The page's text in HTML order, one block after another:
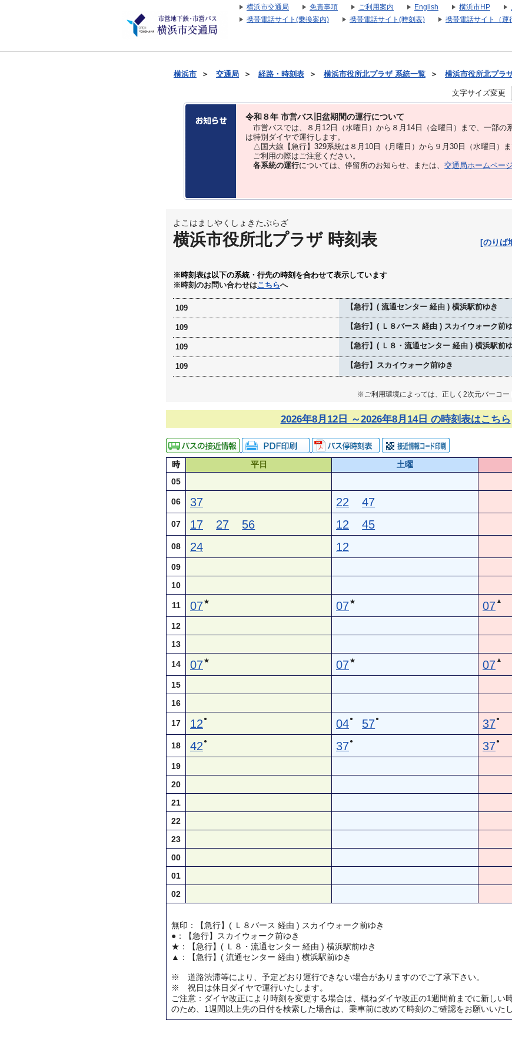
横浜市交通局 免責事項 ご利用案内 English 横浜市HP
携帯電話サイト(乗換案内)
携帯電話サイト(時刻表) 携帯電話サイト（運
横浜市 ＞ 交通局 ＞ 経路・時刻表 ＞ 横浜市役所北プラザ 系統一覧 ＞ 横浜市役所北プラ
文字サイズ変更
令和８年 市営バス旧盆期間の運行について
市営バスでは、８⽉12⽇（水曜日）から８⽉14⽇（金曜日）まで、⼀部の
は特別ダイヤで運⾏します。
△国大線【急行】329系統は８月10日（月曜日）から９月30日（水曜日）ま
ご利用の際はご注意ください。
各系統の運行については、停留所のお知らせ、または、 交通局ホームページ
よこはましやくしょきたぷらざ
横浜市役所北プラザ 時刻表 [のりば
※時刻表は以下の系統・行先の時刻を合わせて表示しています
※時刻のお問い合わせはこちらへ
109 【急行】( 流通センター 経由 ) 横浜駅前ゆき
109 【急行】( Ｌ８バース 経由 ) スカイウォーク前
109 【急行】( Ｌ８・流通センター 経由 ) 横浜駅前
109 【急行】スカイウォーク前ゆき
※ご利用環境によっては、正しく2次元バーコー
2026年8月12日 ～2026年8月14日 の時刻表はこちら
時 平日 土曜
05
06 37 22 47
07 17 27 56 12 45
08 24 12
09
10
11 07★ 07★ 07 ▲
12
13
14 07★ 07★ 07 ▲
15
16
17 12 ● 04● 57● 37●
18 42 ● 37● 37●
19
20
21
22
23
00
01
02
無印：【急行】( Ｌ８バース 経由 ) スカイウォーク前ゆき
●：【急行】スカイウォーク前ゆき
★：【急行】( Ｌ８・流通センター 経由 ) 横浜駅前ゆき
▲：【急行】( 流通センター 経由 ) 横浜駅前ゆき
※ 道路渋滞等により、予定どおり運行できない場合がありますのでご了承下さい。
※ 祝日は休日ダイヤで運行いたします。
ご注意：ダイヤ改正により時刻を変更する場合は、概ねダイヤ改正の1週間前までに新しい
のため、1週間以上先の日付を検索した場合は、乗車前に改めて時刻のご確認をお願いいたし